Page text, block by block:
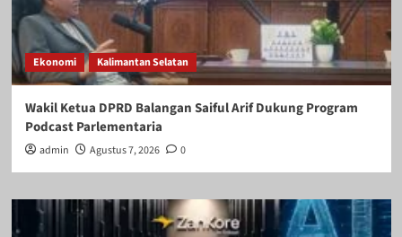
Ekonomi Kalimantan Selatan
Wakil Ketua DPRD Balangan Saiful Arif Dukung Program
Podcast Parlementaria
admin Agustus 7, 2026 0